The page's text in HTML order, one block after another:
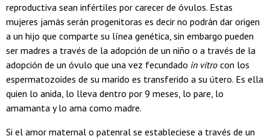
reproductiva sean infértiles por carecer de óvulos. Estas
mujeres jamás serán progenitoras es decir no podrán dar origen
a un hijo que comparte su línea genética, sin embargo pueden
ser madres a través de la adopción de un niño o a través de la
adopción de un óvulo que una vez fecundado in vitro con los
espermatozoides de su marido es transferido a su útero. Es ella
quien lo anida, lo lleva dentro por 9 meses, lo pare, lo
amamanta y lo ama como madre.
Si el amor maternal o patenral se estableciese a través de un